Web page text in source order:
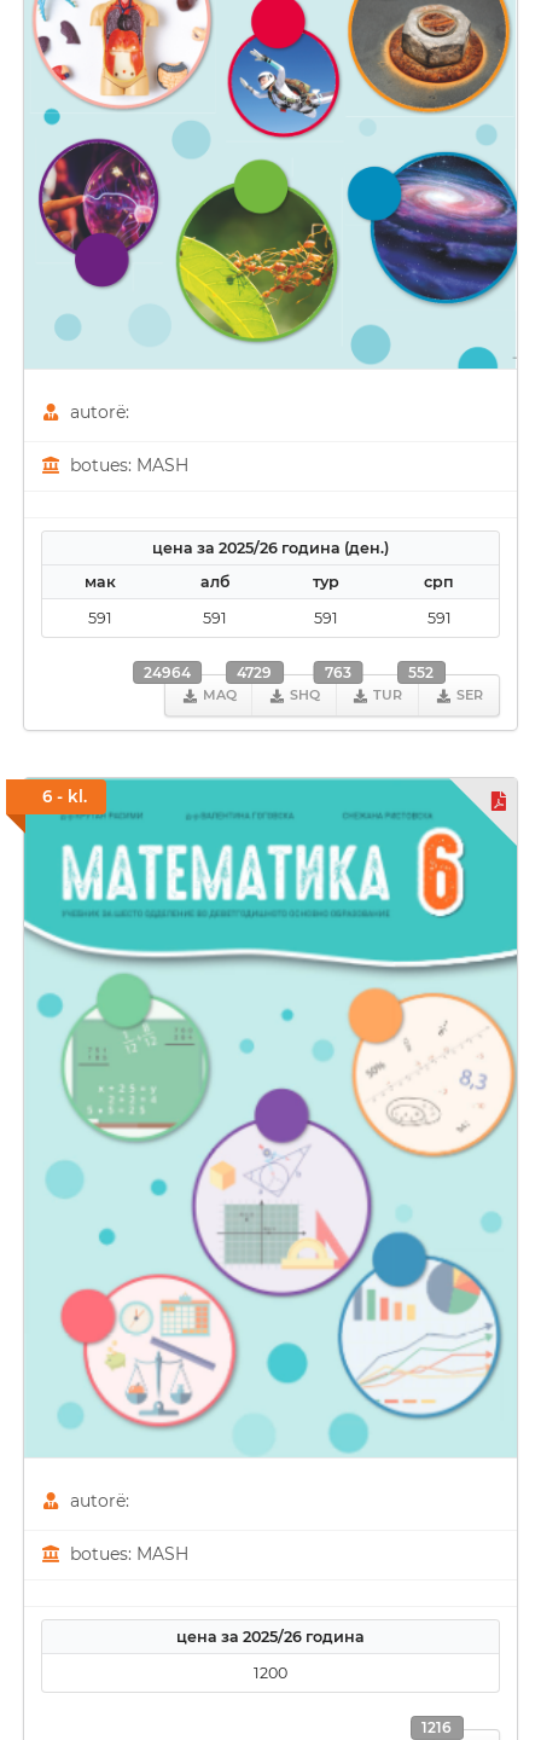
autorë:
botues: MASH
цена за 2025/26 година (ден.)
мак
алб тур
срп
591
591 591 591
MAQ
24964
SHQ
4729
TUR
763
SER
552
6 - kl.
autorë:
botues: MASH
цена за 2025/26 година
1200
1216